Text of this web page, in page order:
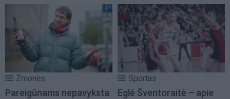
Žmonės
Pareigūnams nepavyksta
Sportas
Eglė Šventoraitė – apie